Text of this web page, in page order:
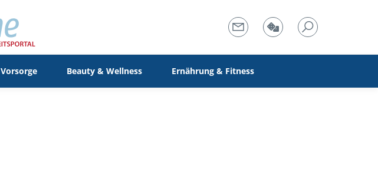
Vorsorge Beauty & Wellness Ernährung & Fitness